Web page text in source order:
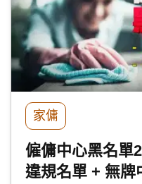
家傭
僱傭中心黑名單
違規名單 + 無牌